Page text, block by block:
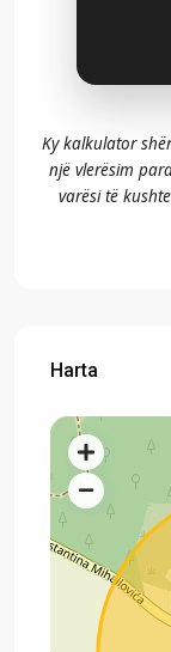
Ky kalkulator
një vlerësim
varësi të
Harta